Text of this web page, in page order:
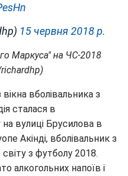
15 червня 2018 р.
Маркуса" на ЧС-2018
вболівальника з
сталася в
вулиці Брусилова в
Акінді, вболівальник з
світу з футболу 2018.
алкогольних напоїв і